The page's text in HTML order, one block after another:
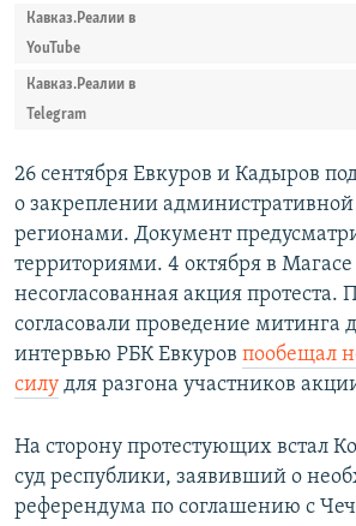
Кавказ.Реалии в
YouTube
Кавказ.Реалии в
Telegram
26 сентября Евкуров и Кадыров
о закреплении
регионами. Документ
территориями. 4 октября в Магасе
несогласованная акция протеста.
согласовали проведение митинга
интервью РБК Евкуров пообещал
силу для разгона участников
На сторону протестующих встал
суд республики, заявивший о
референдума по соглашению с